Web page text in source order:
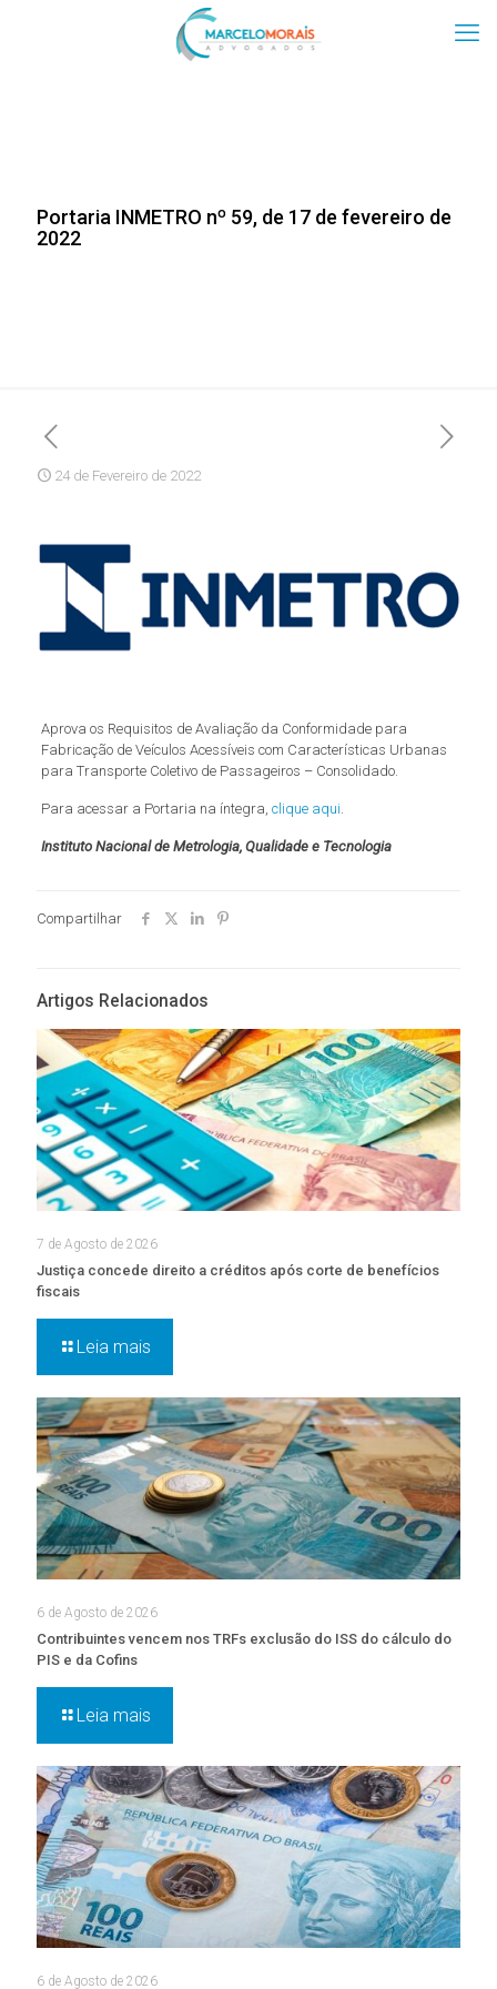
Portaria INMETRO nº 59, de 17 de fevereiro de
2022
24 de Fevereiro de 2022
Aprova os Requisitos de Avaliação da Conformidade para
Fabricação de Veículos Acessíveis com Características Urbanas
para Transporte Coletivo de Passageiros – Consolidado.
Para acessar a Portaria na íntegra, clique aqui
Instituto Nacional de Metrologia, Qualidade e Tecnologia
Compartilhar
Artigos Relacionados
7 de Agosto de 2026
Justiça concede direito a créditos após corte de benefícios
fiscais
Leia mais
6 de Agosto de 2026
Contribuintes vencem nos TRFs exclusão do ISS do cálculo do
PIS e da Cofins
Leia mais
6 de Agosto de 2026